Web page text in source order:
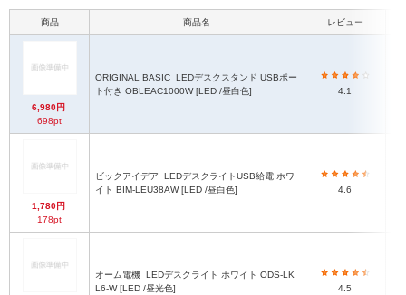
商品 商品名 レビュー
6,980円
698pt
ORIGINAL BASIC
ト付き OBLEAC1000W [LED /昼白色]
4.1
1,780円
178pt
ビックアイデア
イト BIM-LEU38AW [LED /昼白色]
4.6
オーム電機
L6-W [LED /昼光色]
4.5